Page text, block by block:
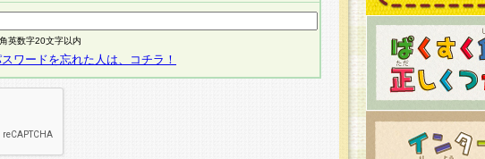
英数字20文字以内
ワードを忘れた人は、コチラ！